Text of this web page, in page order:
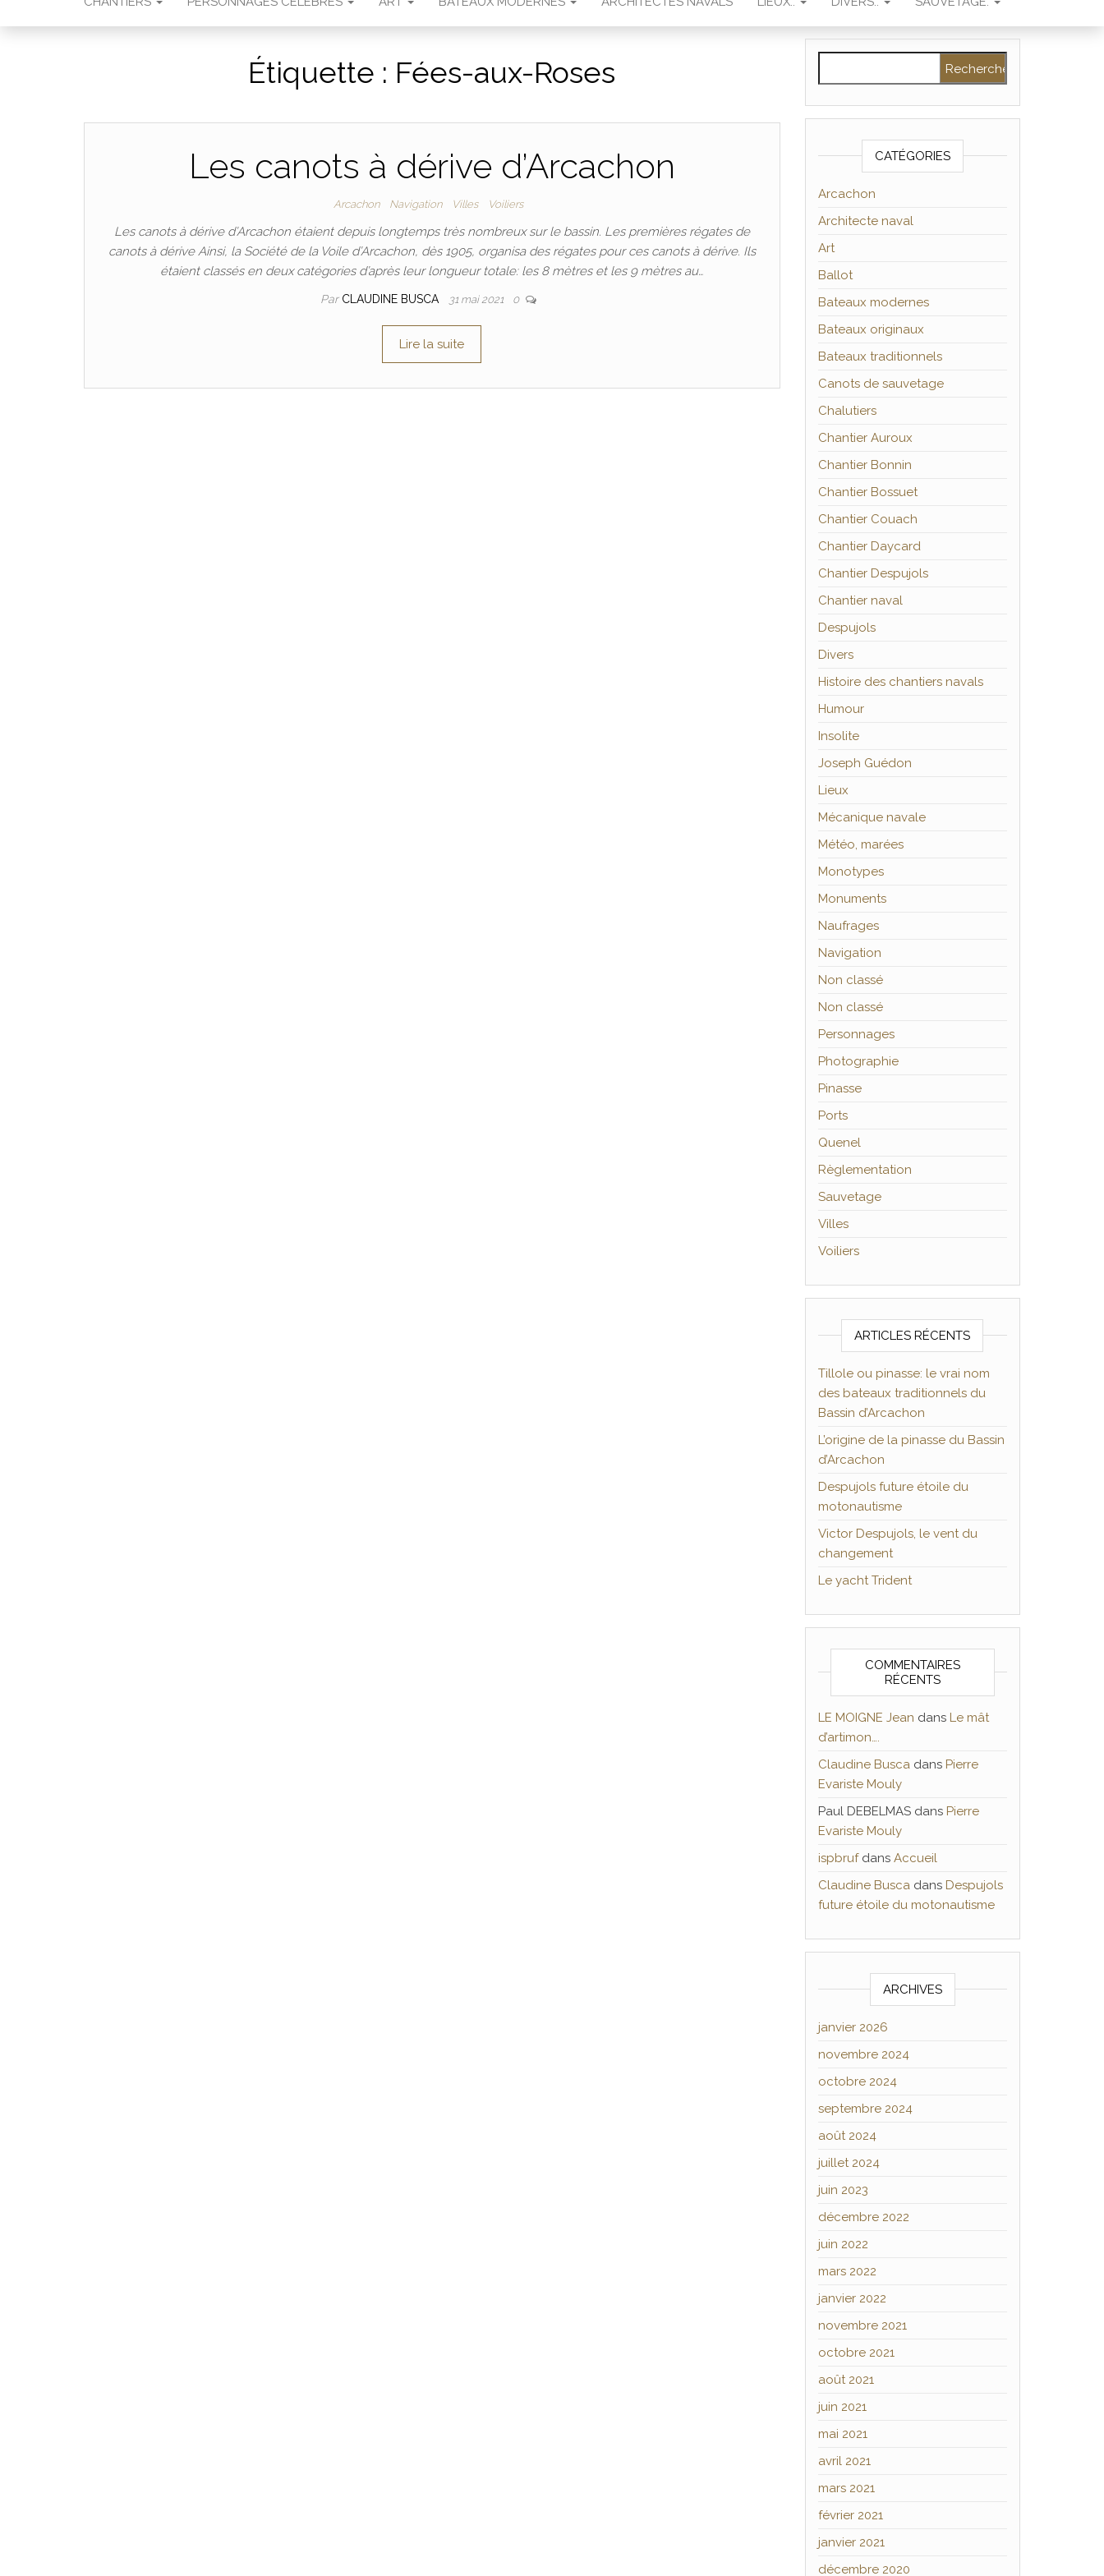
Étiquette : Fées-aux-Roses
Les canots à dérive d’Arcachon
Arcachon Navigation Villes Voiliers
Les canots à dérive d’Arcachon étaient depuis longtemps très nombreux sur le bassin. Les premières régates de
canots à dérive Ainsi, la Société de la Voile d’Arcachon, dès 1905, organisa des régates pour ces canots à dérive. Ils
étaient classés en deux catégories d’après leur longueur totale: les 8 mètres et les 9 mètres au…
Par CLAUDINE BUSCA 31 mai 2021 0
Lire la suite
CATÉGORIES
Arcachon
Architecte naval
Art
Ballot
Bateaux modernes
Bateaux originaux
Bateaux traditionnels
Canots de sauvetage
Chalutiers
Chantier Auroux
Chantier Bonnin
Chantier Bossuet
Chantier Couach
Chantier Daycard
Chantier Despujols
Chantier naval
Despujols
Divers
Histoire des chantiers navals
Humour
Insolite
Joseph Guédon
Lieux
Mécanique navale
Météo, marées
Monotypes
Monuments
Naufrages
Navigation
Non classé
Non classé
Personnages
Photographie
Pinasse
Ports
Quenel
Règlementation
Sauvetage
Villes
Voiliers
ARTICLES RÉCENTS
Tillole ou pinasse: le vrai nom
des bateaux traditionnels du
Bassin d’Arcachon
L’origine de la pinasse du Bassin
d’Arcachon
Despujols future étoile du
motonautisme
Victor Despujols, le vent du
changement
Le yacht Trident
COMMENTAIRES
RÉCENTS
LE MOIGNE Jean dans Le mât
d’artimon….
Claudine Buscadans Pierre
Evariste Mouly
Paul DEBELMASdans Pierre
Evariste Mouly
ispbrufdans Accueil
Claudine Buscadans Despujols
future étoile du motonautisme
ARCHIVES
janvier 2026
novembre 2024
octobre 2024
septembre 2024
août 2024
juillet 2024
juin 2023
décembre 2022
juin 2022
mars 2022
janvier 2022
novembre 2021
octobre 2021
août 2021
juin 2021
mai 2021
avril 2021
mars 2021
février 2021
janvier 2021
décembre 2020